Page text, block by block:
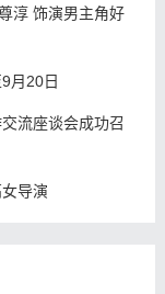
淳 饰演男主角好
月20日
流座谈会成功召
导演